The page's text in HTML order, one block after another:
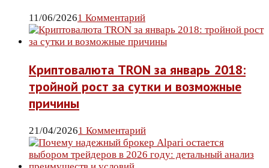
11/06/20261 Комментарий
Криптовалюта TRON за январь 2018:
тройной рост за сутки и возможные
причины
21/04/20261 Комментарий